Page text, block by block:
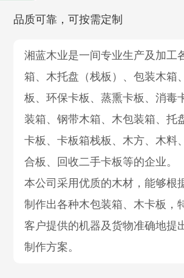
品质可靠，可按需定制
湘蓝木业是一间专业生产及加工
箱、木托盘（栈板）、包装木箱
板、环保卡板、蒸熏卡板、消毒
装箱、钢带木箱、木包装箱、托
卡板、卡板箱栈板、木方、木料
合板、回收二手卡板等的企业。
本公司采用优质的木材，能够根
制作出各种木包装箱、木卡板，
客户提供的机器及货物准确地提
制作方案。